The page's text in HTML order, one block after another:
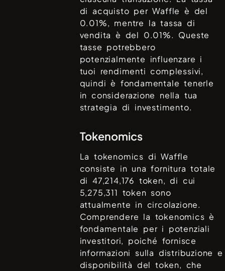
di acquisto perWaffle è del
0.01%, mentre la tassa di
vendita è del 0.01%. Queste
tasse potrebbero
potenzialmente influenzare i
tuoi rendimenti complessivi,
quindi è fondamentale tenerle
in considerazione nella tua
strategia di investimento.
Tokenomics
La tokenomics diWaffle
consiste in una fornitura totale
di47,214,176 token, di cui
5,275,311 token sono
attualmente in circolazione.
Comprendere la tokenomics è
fondamentale per i potenziali
investitori, poiché fornisce
informazioni sulla distribuzione e
disponibilità del token, che